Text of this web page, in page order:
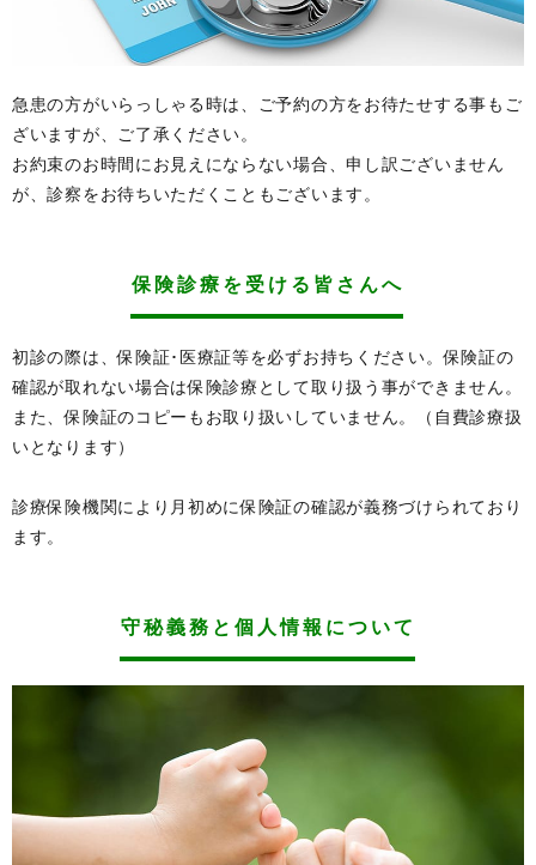
急患の方がいらっしゃる時は、ご予約の方をお待たせする事もご
ざいますが、ご了承ください。
お約束のお時間にお見えにならない場合、申し訳ございません
が、診察をお待ちいただくこともございます。
保険診療を受ける皆さんへ
初診の際は、保険証･医療証等を必ずお持ちください。保険証の
確認が取れない場合は保険診療として取り扱う事ができません。
また、保険証のコピーもお取り扱いしていません。（自費診療扱
いとなります）
診療保険機関により月初めに保険証の確認が義務づけられており
ます。
守秘義務と個人情報について